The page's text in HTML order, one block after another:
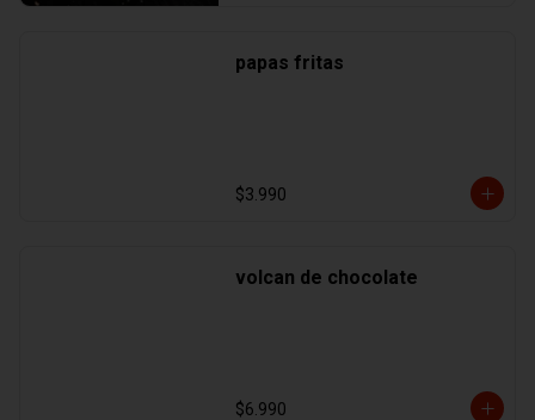
papas fritas
$3.990
volcan de chocolate
$6.990